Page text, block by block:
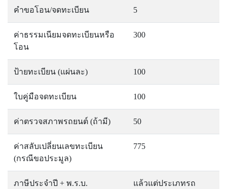
คำขอโอน/จดทะเบียน 5
ค่าธรรมเนียมจดทะเบียนหรือ
โอน
300
ป้ายทะเบียน (แผ่นละ) 100
ใบคู่มือจดทะเบียน 100
ค่าตรวจสภาพรถยนต์ (ถ้ามี) 50
ค่าสลับเปลี่ยนเลขทะเบียน
(กรณีขอประมูล)
775
ภาษีประจำปี + พ.ร.บ.
แล้วแต่ประเภทรถ